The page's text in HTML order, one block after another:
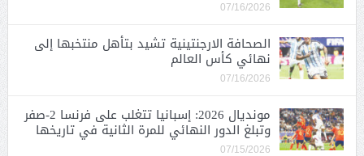
07/16/2026
الصحافة الارجنتينية تشيد بتأهل منتخبها إلى
نهائي كأس العالم
07/16/2026
مونديال 2026: إسبانيا تتغلب على فرنسا 2-صفر
وتبلغ الدور النهائي للمرة الثانية في تاريخها
07/15/2026